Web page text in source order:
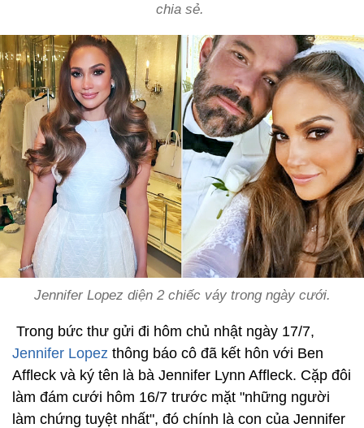
chia sẻ.
Jennifer Lopez diện 2 chiếc váy trong ngày cưới.
Trong bức thư gửi đi hôm chủ nhật ngày 17/7,
Jennifer Lopez thông báo cô đã kết hôn với Ben
Affleck và ký tên là bà Jennifer Lynn Affleck. Cặp đôi
làm đám cưới hôm 16/7 trước mặt "những người
làm chứng tuyệt nhất", đó chính là con của Jennifer